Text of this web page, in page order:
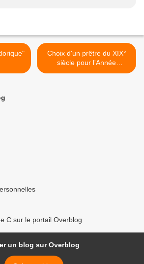
Choix d'un prêtre du XIX°
siècle pour l'Année
sacerdotale : le temps et le
C sur le portail Overblog
un blog sur Overblog